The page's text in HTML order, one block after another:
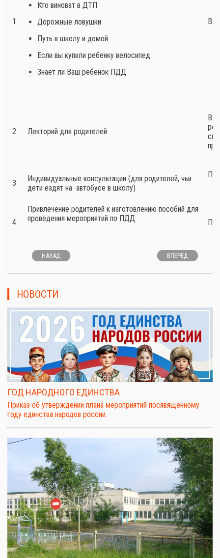
1
Кто виноват в ДТП
Дорожные ловушки
Путь в школу и домой
Если вы купили ребенку велосипед
Знает ли Ваш ребенок ПДД
В
2 Лекторий для родителей
В
3
Индивидуальные консультации (для родителей, чьи
дети ездят на автобусе в школу)
По
4
Привлечение родителей к изготовлению пособий для
проведения мероприятий по ПДД
По
НАЗАД ВПЕРЕД
НОВОСТИ
ГОД НАРОДНОГО ЕДИНСТВА
Приказ об утверждении плана мероприятий посявященному
году единства народов россии.